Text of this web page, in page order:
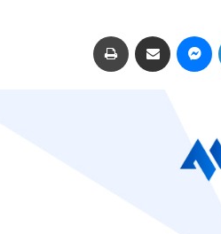
لينكدإن ماسنجر مشاركة عبر البريد